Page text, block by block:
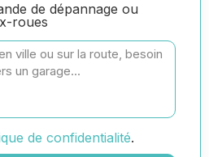
de dépannage ou
roues
de confidentialité.